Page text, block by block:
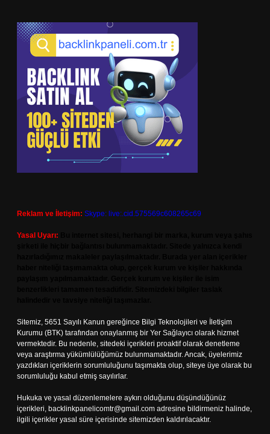
Reklam ve İletişim: Skype: live:.cid.575569c608265c69
Yasal Uyarı:
Sitemiz, 5651 Sayılı Kanun gereğince Bilgi Teknolojileri ve İletişim
Kurumu (BTK) tarafından onaylanmış bir Yer Sağlayıcı olarak hizmet
vermektedir. Bu nedenle, sitedeki içerikleri proaktif olarak denetleme
veya araştırma yükümlülüğümüz bulunmamaktadır. Ancak, üyelerimiz
yazdıkları içeriklerin sorumluluğunu taşımakta olup, siteye üye olarak bu
sorumluluğu kabul etmiş sayılırlar.
Hukuka ve yasal düzenlemelere aykırı olduğunu düşündüğünüz
içerikleri, backlinkpanelicomtr@gmail.com adresine bildirmeniz halinde,
ilgili içerikler yasal süre içerisinde sitemizden kaldırılacaktır.